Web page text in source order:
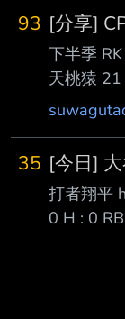
他也在第
打擊率目
新秀小島
一逆轉獲
93 [分享]
下半季
天桃猿
12-0-10
5.0 L1
龍vs樂天
獅vs富邦
TEAM G
35 [今日]
打者翔平
0 H : 0